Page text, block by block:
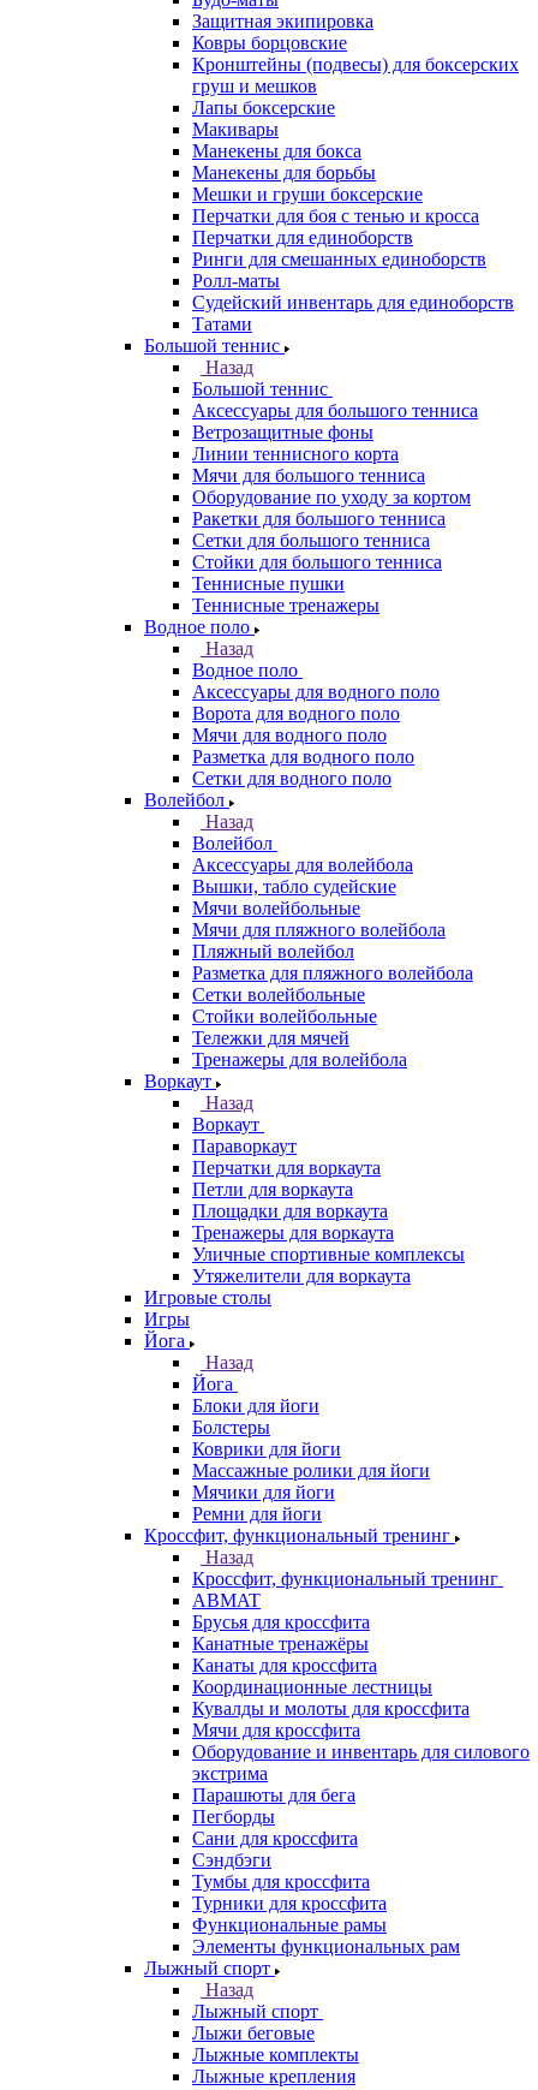
Защитная экипировка
Ковры борцовские
Кронштейны (подвесы) для боксерских
груш и мешков
Лапы боксерские
Макивары
Манекены для бокса
Манекены для борьбы
Мешки и груши боксерские
Перчатки для боя с тенью и кросса
Перчатки для единоборств
Ринги для смешанных единоборств
Ролл-маты
Судейский инвентарь для единоборств
Татами
Большой теннис
Назад
Большой теннис
Аксессуары для большого тенниса
Ветрозащитные фоны
Линии теннисного корта
Мячи для большого тенниса
Оборудование по уходу за кортом
Ракетки для большого тенниса
Сетки для большого тенниса
Стойки для большого тенниса
Теннисные пушки
Теннисные тренажеры
Водное поло
Назад
Водное поло
Аксессуары для водного поло
Ворота для водного поло
Мячи для водного поло
Разметка для водного поло
Сетки для водного поло
Волейбол
Назад
Волейбол
Аксессуары для волейбола
Вышки, табло судейские
Мячи волейбольные
Мячи для пляжного волейбола
Пляжный волейбол
Разметка для пляжного волейбола
Сетки волейбольные
Стойки волейбольные
Тележки для мячей
Тренажеры для волейбола
Воркаут
Назад
Воркаут
Параворкаут
Перчатки для воркаута
Петли для воркаута
Площадки для воркаута
Тренажеры для воркаута
Уличные спортивные комплексы
Утяжелители для воркаута
Игровые столы
Игры
Йога
Назад
Йога
Блоки для йоги
Болстеры
Коврики для йоги
Массажные ролики для йоги
Мячики для йоги
Ремни для йоги
Кроссфит, функциональный тренинг
Назад
Кроссфит, функциональный тренинг
ABMAT
Брусья для кроссфита
Канатные тренажёры
Канаты для кроссфита
Координационные лестницы
Кувалды и молоты для кроссфита
Мячи для кроссфита
Оборудование и инвентарь для силового
экстрима
Парашюты для бега
Пегборды
Сани для кроссфита
Сэндбэги
Тумбы для кроссфита
Турники для кроссфита
Функциональные рамы
Элементы функциональных рам
Лыжный спорт
Назад
Лыжный спорт
Лыжи беговые
Лыжные комплекты
Лыжные крепления